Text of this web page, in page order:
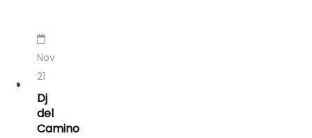
Nov
21
Dj
del
Camino